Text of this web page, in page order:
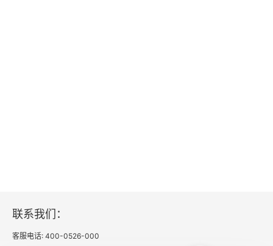
联系我们：
客服电话: 400-0526-000